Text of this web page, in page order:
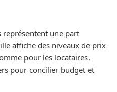
représentent une part
affiche des niveaux de prix
pour les locataires.
pour concilier budget et